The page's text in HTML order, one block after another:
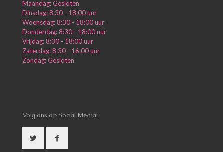
Maandag: Gesloten
Dinsdag: 8:30 - 18:00 uur
Woensdag: 8:30 - 18:00 uur
Donderdag: 8:30 - 18:00 uur
Vrijdag: 8:30 - 18:00 uur
Zaterdag: 8:30 - 16:00 uur
Zondag: Gesloten
Volg ons op Social Media!